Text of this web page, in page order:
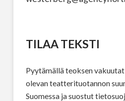
TILAA TEKSTI
Pyytämällä teoksen
olevan teatterituotannon
Suomessa ja suostut